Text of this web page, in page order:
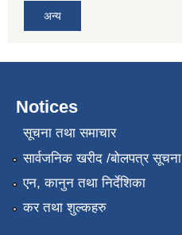
अन्य
Notices
सूचना तथा समाचार
सार्वजनिक खरीद /बोलपत्र सूचना
एन, कानुन तथा निर्देशिका
कर तथा शुल्कहरु